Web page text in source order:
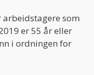
som
er 55 år eller
i ordningen for